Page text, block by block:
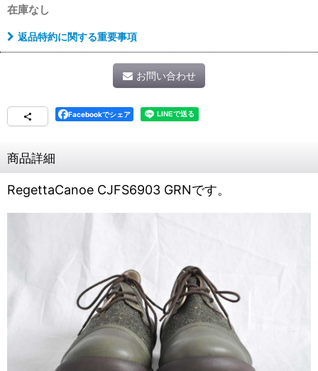
在庫なし
返品特約に関する重要事項
お問い合わせ
Facebookでシェア
商品詳細
RegettaCanoe CJFS6903 GRNです。